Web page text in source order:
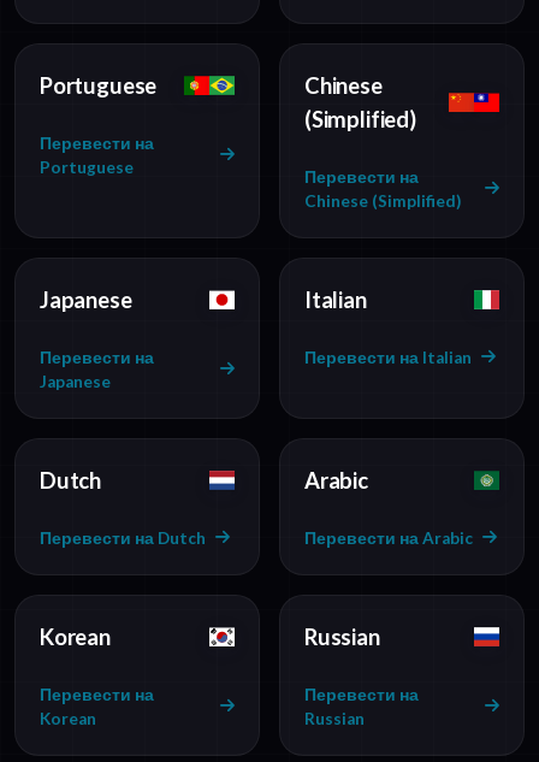
Portuguese
Перевести на
Portuguese
Chinese
(Simplified)
Перевести на
Chinese (Simplified)
Japanese
Перевести на
Japanese
Italian
Перевести на Italian
Dutch
Перевести на Dutch
Arabic
Перевести на Arabic
Korean
Перевести на
Korean
Russian
Перевести на
Russian